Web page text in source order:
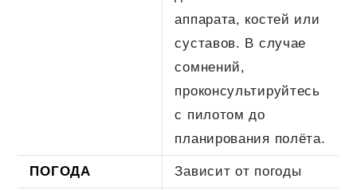
аппарата, костей или
суставов. В случае
сомнений,
проконсультируйтесь
с пилотом до
планирования полёта.
ПОГОДА Зависит от погоды